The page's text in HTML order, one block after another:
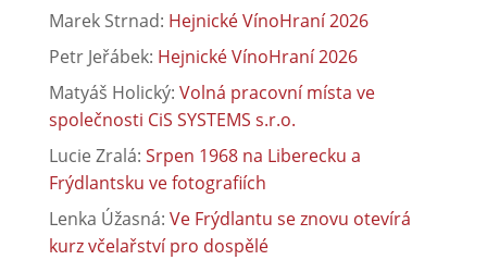
Marek Strnad: Hejnické VínoHraní 2026
Petr Jeřábek: Hejnické VínoHraní 2026
Matyáš Holický: Volná pracovní místa ve
společnosti CiS SYSTEMS s.r.o.
Lucie Zralá: Srpen 1968 na Liberecku a
Frýdlantsku ve fotografiích
Lenka Úžasná: Ve Frýdlantu se znovu otevírá
kurz včelařství pro dospělé